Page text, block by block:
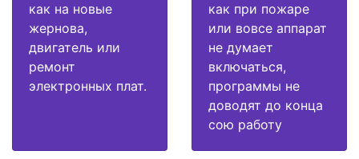
как на новые
жернова,
двигатель или
ремонт
электронных плат.
как при пожаре
или вовсе аппарат
не думает
включаться,
программы не
доводят до конца
сою работу